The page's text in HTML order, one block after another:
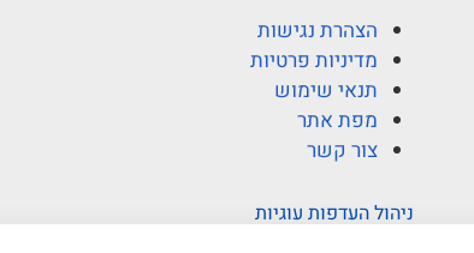
הצהרת נגישות
מדיניות פרטיות
תנאי שימוש
מפת אתר
צור קשר
ניהול העדפות עוגיות